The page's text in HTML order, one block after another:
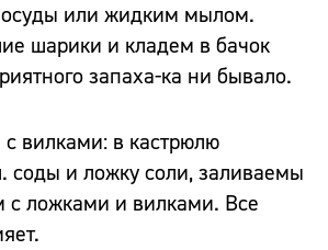
или жидким мылом.
шарики и кладем в бачок
запаха-ка ни бывало.
вилками: в кастрюлю
соды и ложку соли, заливаемы
с ложками и вилками. Все